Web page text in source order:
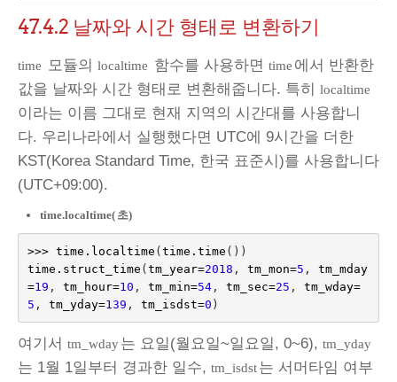
47.4.2 날짜와 시간 형태로 변환하기
time 모듈의 localtime 함수를 사용하면 time 에서 반환한
값을 날짜와 시간 형태로 변환해줍니다. 특히 localtime
이라는 이름 그대로 현재 지역의 시간대를 사용합니
다. 우리나라에서 실행했다면 UTC에 9시간을 더한
KST(Korea Standard Time, 한국 표준시)를 사용합니다
(UTC+09:00).
time.localtime( 초)
>>> time . localtime (time . time ())
time . struct_time (tm_year=2018 , tm_mon=5 ,
tm_mday
=19 , tm_hour=10 , tm_min=54, tm_sec=25 , tm_wday=
5 , tm_yday=139 , tm_isdst=0 )
여기서 tm_wday는 요일(월요일~일요일, 0~6), tm_yday
는 1월 1일부터 경과한 일수, tm_isdst는 서머타임 여부